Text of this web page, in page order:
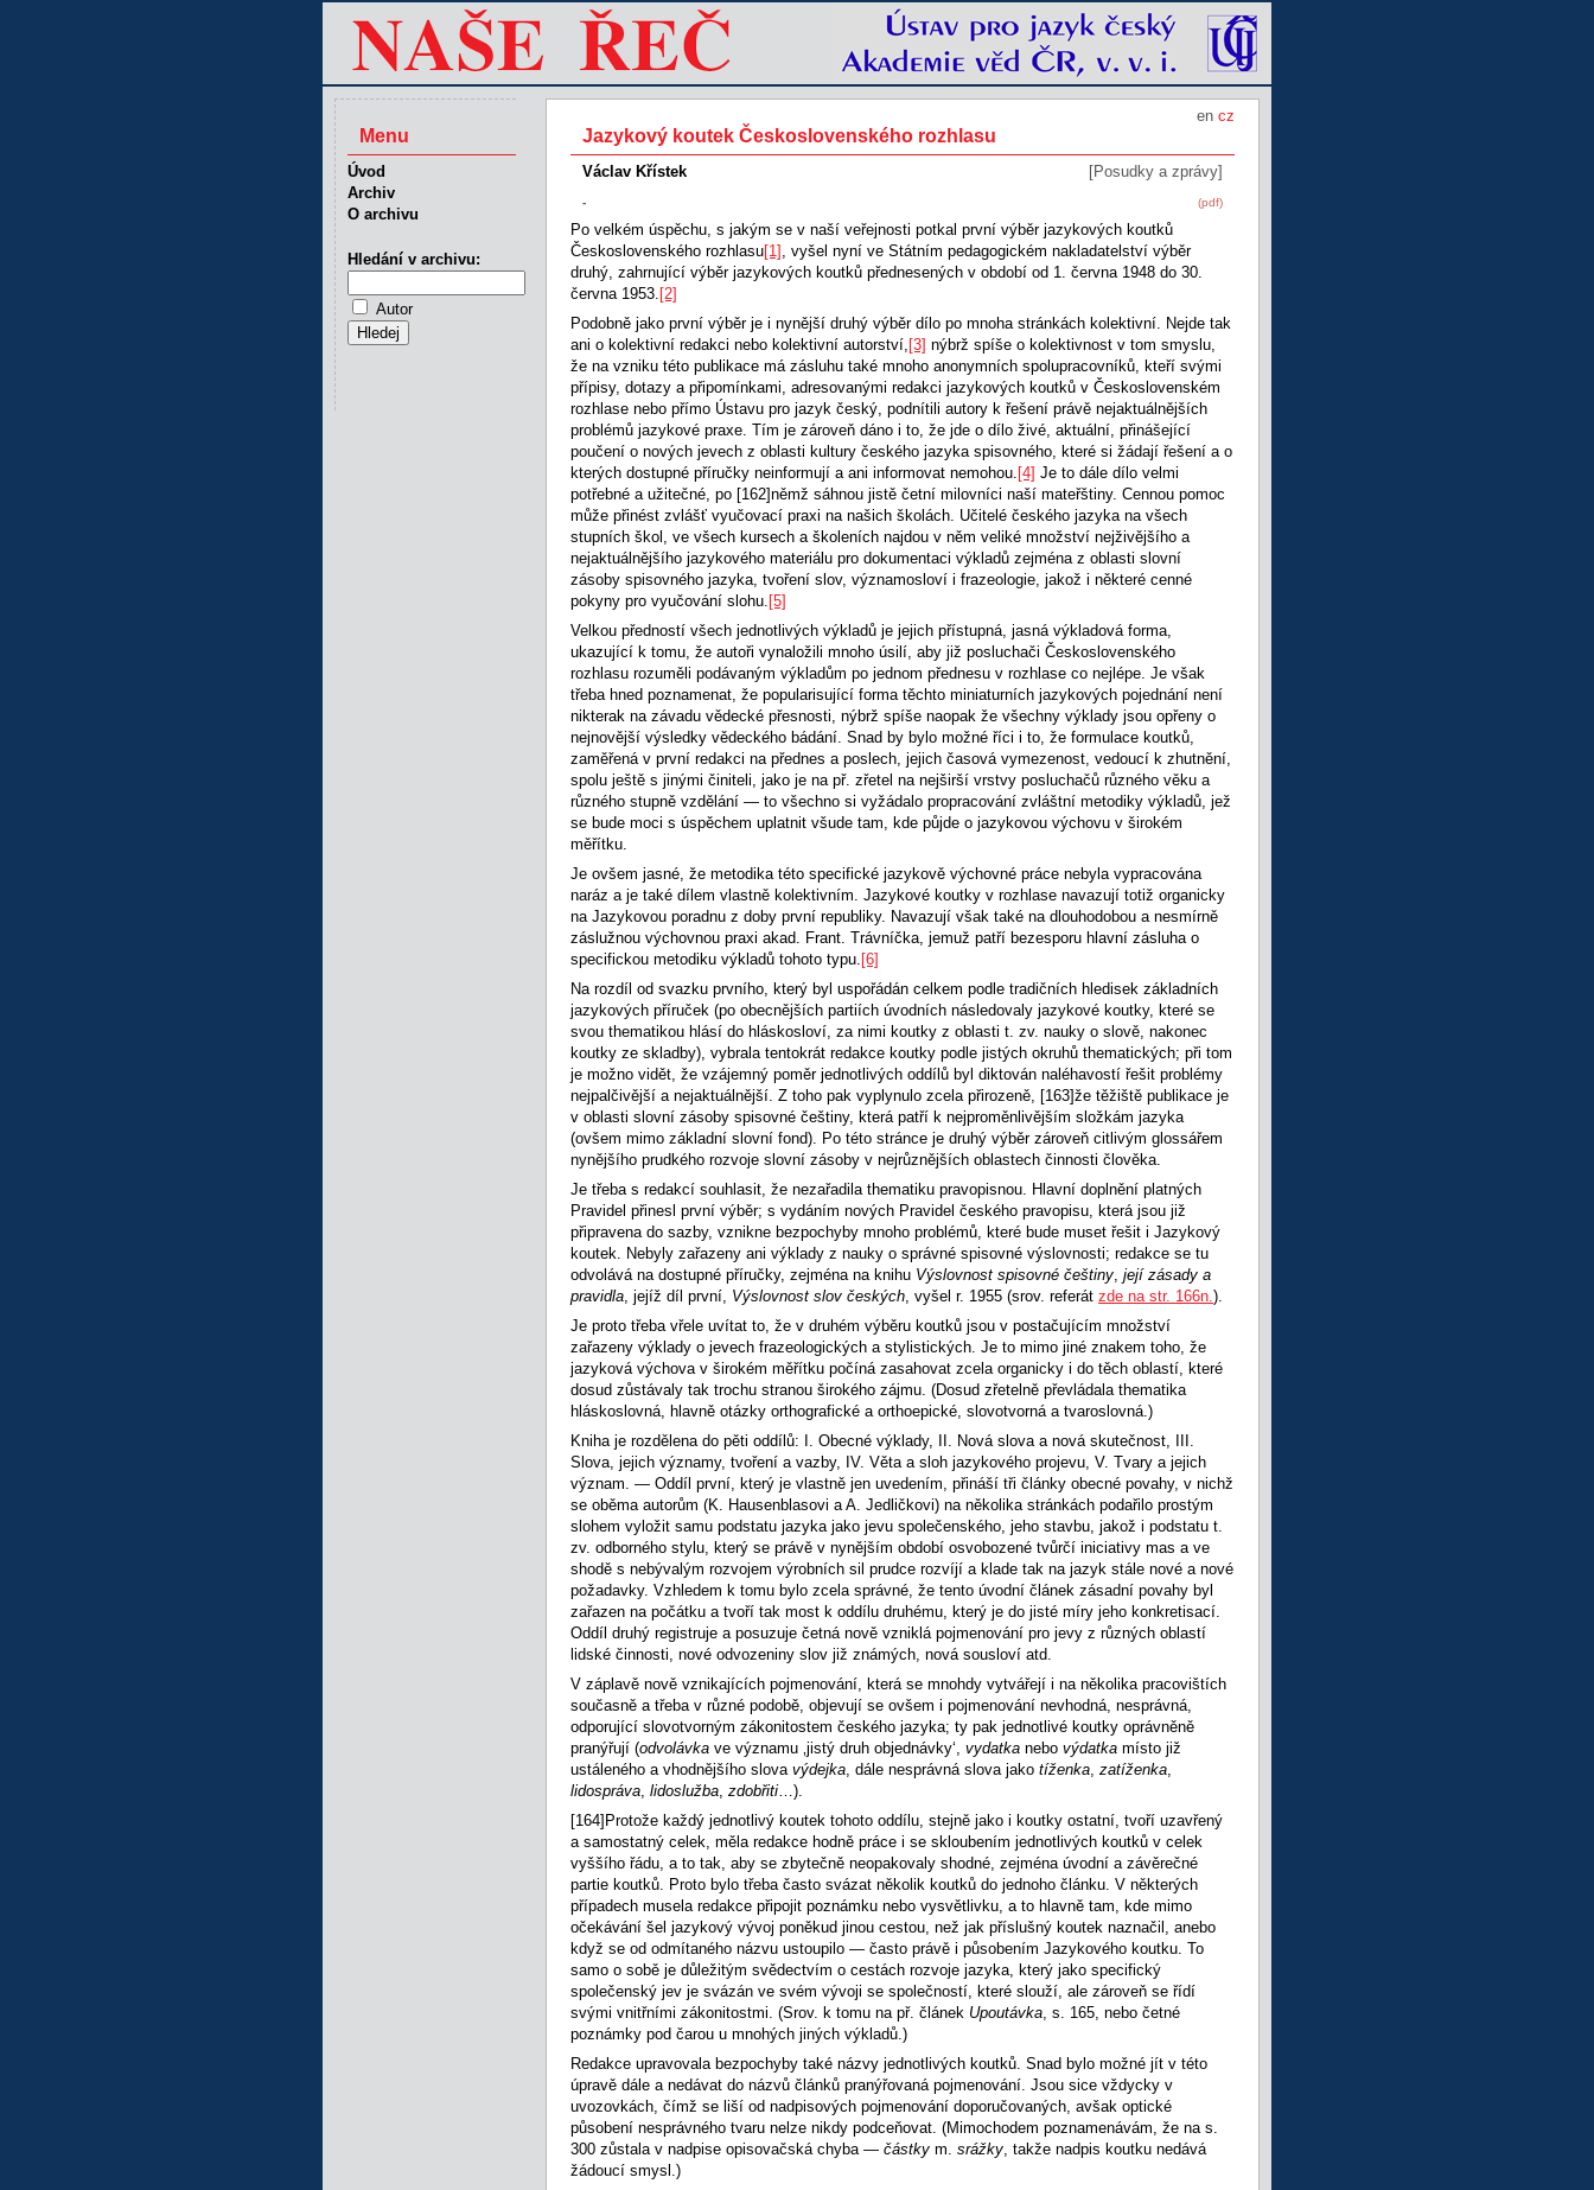
en cz
Jazykový koutek Československého rozhlasu
Václav Křístek [Posudky a zprávy]
(pdf)
-
Po velkém úspěchu, s jakým se v naší veřejnosti potkal první výběr jazykových koutků
Československého rozhlasu[1] , vyšel nyní ve Státním pedagogickém nakladatelství výběr
druhý, zahrnující výběr jazykových koutků přednesených v období od 1. června 1948 do 30.
června 1953. [2]
Podobně jako první výběr je i nynější druhý výběr dílo po mnoha stránkách kolektivní. Nejde tak
ani o kolektivní redakci nebo kolektivní autorství, [3] nýbrž spíše o kolektivnost v tom smyslu,
že na vzniku této publikace má zásluhu také mnoho anonymních spolupracovníků, kteří svými
přípisy, dotazy a připomínkami, adresovanými redakci jazykových koutků v Československém
rozhlase nebo přímo Ústavu pro jazyk český, podnítili autory k řešení právě nejaktuálnějších
problémů jazykové praxe. Tím je zároveň dáno i to, že jde o dílo živé, aktuální, přinášející
poučení o nových jevech z oblasti kultury českého jazyka spisovného, které si žádají řešení a o
kterých dostupné příručky neinformují a ani informovat nemohou. [4] Je to dále dílo velmi
potřebné a užitečné, po [162]němž sáhnou jistě četní milovníci naší mateřštiny. Cennou pomoc
může přinést zvlášť vyučovací praxi na našich školách. Učitelé českého jazyka na všech
stupních škol, ve všech kursech a školeních najdou v něm veliké množství nejživějšího a
nejaktuálnějšího jazykového materiálu pro dokumentaci výkladů zejména z oblasti slovní
zásoby spisovného jazyka, tvoření slov, významosloví i frazeologie, jakož i některé cenné
pokyny pro vyučování slohu. [5]
Velkou předností všech jednotlivých výkladů je jejich přístupná, jasná výkladová forma,
ukazující k tomu, že autoři vynaložili mnoho úsilí, aby již posluchači Československého
rozhlasu rozuměli podávaným výkladům po jednom přednesu v rozhlase co nejlépe. Je však
třeba hned poznamenat, že popularisující forma těchto miniaturních jazykových pojednání není
nikterak na závadu vědecké přesnosti, nýbrž spíše naopak že všechny výklady jsou opřeny o
nejnovější výsledky vědeckého bádání. Snad by bylo možné říci i to, že formulace koutků,
zaměřená v první redakci na přednes a poslech, jejich časová vymezenost, vedoucí k zhutnění,
spolu ještě s jinými činiteli, jako je na př. zřetel na nejširší vrstvy posluchačů různého věku a
různého stupně vzdělání — to všechno si vyžádalo propracování zvláštní metodiky výkladů, jež
se bude moci s úspěchem uplatnit všude tam, kde půjde o jazykovou výchovu v širokém
měřítku.
Je ovšem jasné, že metodika této specifické jazykově výchovné práce nebyla vypracována
naráz a je také dílem vlastně kolektivním. Jazykové koutky v rozhlase navazují totiž organicky
na Jazykovou poradnu z doby první republiky. Navazují však také na dlouhodobou a nesmírně
záslužnou výchovnou praxi akad. Frant. Trávníčka, jemuž patří bezesporu hlavní zásluha o
specifickou metodiku výkladů tohoto typu. [6]
Na rozdíl od svazku prvního, který byl uspořádán celkem podle tradičních hledisek základních
jazykových příruček (po obecnějších partiích úvodních následovaly jazykové koutky, které se
svou thematikou hlásí do hláskosloví, za nimi koutky z oblasti t. zv. nauky o slově, nakonec
koutky ze skladby), vybrala tentokrát redakce koutky podle jistých okruhů thematických; při tom
je možno vidět, že vzájemný poměr jednotlivých oddílů byl diktován naléhavostí řešit problémy
nejpalčivější a nejaktuálnější. Z toho pak vyplynulo zcela přirozeně, [163]že těžiště publikace je
v oblasti slovní zásoby spisovné češtiny, která patří k nejproměnlivějším složkám jazyka
(ovšem mimo základní slovní fond). Po této stránce je druhý výběr zároveň citlivým glossářem
nynějšího prudkého rozvoje slovní zásoby v nejrůznějších oblastech činnosti člověka.
Je třeba s redakcí souhlasit, že nezařadila thematiku pravopisnou. Hlavní doplnění platných
Pravidel přinesl první výběr; s vydáním nových Pravidel českého pravopisu, která jsou již
připravena do sazby, vznikne bezpochyby mnoho problémů, které bude muset řešit i Jazykový
koutek. Nebyly zařazeny ani výklady z nauky o správné spisovné výslovnosti; redakce se tu
odvolává na dostupné příručky, zejména na knihu Výslovnost spisovné češtiny, její zásady a
pravidla, jejíž díl první, Výslovnost slov českých, vyšel r. 1955 (srov. referát zde na str. 166n.).
Je proto třeba vřele uvítat to, že v druhém výběru koutků jsou v postačujícím množství
zařazeny výklady o jevech frazeologických a stylistických. Je to mimo jiné znakem toho, že
jazyková výchova v širokém měřítku počíná zasahovat zcela organicky i do těch oblastí, které
dosud zůstávaly tak trochu stranou širokého zájmu. (Dosud zřetelně převládala thematika
hláskoslovná, hlavně otázky orthografické a orthoepické, slovotvorná a tvaroslovná.)
Kniha je rozdělena do pěti oddílů: I. Obecné výklady, II. Nová slova a nová skutečnost, III.
Slova, jejich významy, tvoření a vazby, IV. Věta a sloh jazykového projevu, V. Tvary a jejich
význam. — Oddíl první, který je vlastně jen uvedením, přináší tři články obecné povahy, v nichž
se oběma autorům (K. Hausenblasovi a A. Jedličkovi) na několika stránkách podařilo prostým
slohem vyložit samu podstatu jazyka jako jevu společenského, jeho stavbu, jakož i podstatu t.
zv. odborného stylu, který se právě v nynějším období osvobozené tvůrčí iniciativy mas a ve
shodě s nebývalým rozvojem výrobních sil prudce rozvíjí a klade tak na jazyk stále nové a nové
požadavky. Vzhledem k tomu bylo zcela správné, že tento úvodní článek zásadní povahy byl
zařazen na počátku a tvoří tak most k oddílu druhému, který je do jisté míry jeho konkretisací.
Oddíl druhý registruje a posuzuje četná nově vzniklá pojmenování pro jevy z různých oblastí
lidské činnosti, nové odvozeniny slov již známých, nová sousloví atd.
V záplavě nově vznikajících pojmenování, která se mnohdy vytvářejí i na několika pracovištích
současně a třeba v různé podobě, objevují se ovšem i pojmenování nevhodná, nesprávná,
odporující slovotvorným zákonitostem českého jazyka; ty pak jednotlivé koutky oprávněně
pranýřují (odvolávka ve významu ‚jistý druh objednávky‘, vydatka nebo výdatka místo již
ustáleného a vhodnějšího slova výdejka, dále nesprávná slova jako tíženka, zatíženka,
lidospráva, lidoslužba, zdobřiti…).
[164]Protože každý jednotlivý koutek tohoto oddílu, stejně jako i koutky ostatní, tvoří uzavřený
a samostatný celek, měla redakce hodně práce i se skloubením jednotlivých koutků v celek
vyššího řádu, a to tak, aby se zbytečně neopakovaly shodné, zejména úvodní a závěrečné
partie koutků. Proto bylo třeba často svázat několik koutků do jednoho článku. V některých
případech musela redakce připojit poznámku nebo vysvětlivku, a to hlavně tam, kde mimo
očekávání šel jazykový vývoj poněkud jinou cestou, než jak příslušný koutek naznačil, anebo
když se od odmítaného názvu ustoupilo — často právě i působením Jazykového koutku. To
samo o sobě je důležitým svědectvím o cestách rozvoje jazyka, který jako specifický
společenský jev je svázán ve svém vývoji se společností, které slouží, ale zároveň se řídí
svými vnitřními zákonitostmi. (Srov. k tomu na př. článek Upoutávka, s. 165, nebo četné
poznámky pod čarou u mnohých jiných výkladů.)
Redakce upravovala bezpochyby také názvy jednotlivých koutků. Snad bylo možné jít v této
úpravě dále a nedávat do názvů článků pranýřovaná pojmenování. Jsou sice vždycky v
uvozovkách, čímž se liší od nadpisových pojmenování doporučovaných, avšak optické
působení nesprávného tvaru nelze nikdy podceňovat. (Mimochodem poznamenávám, že na s.
300 zůstala v nadpise opisovačská chyba — částky m. srážky, takže nadpis koutku nedává
žádoucí smysl.)
Menu
Úvod
Archiv
O archivu
Hledání v archivu:
Autor